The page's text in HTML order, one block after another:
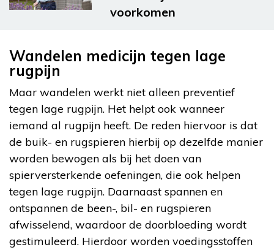
voorkomen
Wandelen medicijn tegen lage
rugpijn
Maar wandelen werkt niet alleen preventief
tegen lage rugpijn. Het helpt ook wanneer
iemand al rugpijn heeft. De reden hiervoor is dat
de buik- en rugspieren hierbij op dezelfde manier
worden bewogen als bij het doen van
spierversterkende oefeningen, die ook helpen
tegen lage rugpijn. Daarnaast spannen en
ontspannen de been-, bil- en rugspieren
afwisselend, waardoor de doorbloeding wordt
gestimuleerd. Hierdoor worden voedingsstoffen